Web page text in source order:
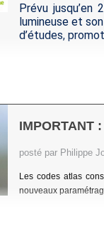
Prévu
lumineuse et
d’études,
IMPORTANT
posté par Philippe
Les codes atlas
nouveaux